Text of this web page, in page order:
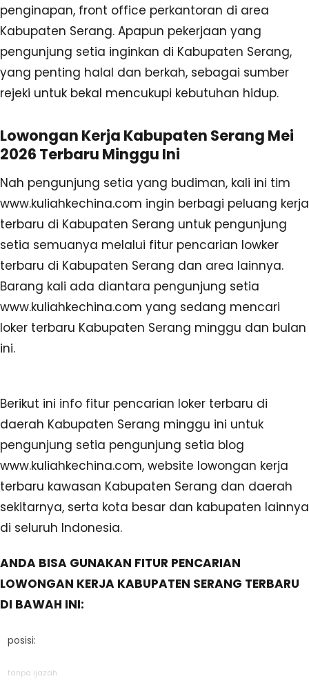
penginapan, front office perkantoran di area
Kabupaten Serang. Apapun pekerjaan yang
pengunjung setia inginkan di Kabupaten Serang,
yang penting halal dan berkah, sebagai sumber
rejeki untuk bekal mencukupi kebutuhan hidup.
Lowongan Kerja Kabupaten Serang Mei
2026 Terbaru Minggu Ini
Nah pengunjung setia yang budiman, kali ini tim
www.kuliahkechina.com ingin berbagi peluang kerja
terbaru di Kabupaten Serang untuk pengunjung
setia semuanya melalui fitur pencarian lowker
terbaru di Kabupaten Serang dan area lainnya.
Barang kali ada diantara pengunjung setia
www.kuliahkechina.com yang sedang mencari
loker terbaru Kabupaten Serang minggu dan bulan
ini.
Berikut ini info fitur pencarian loker terbaru di
daerah Kabupaten Serang minggu ini untuk
pengunjung setia pengunjung setia blog
www.kuliahkechina.com, website lowongan kerja
terbaru kawasan Kabupaten Serang dan daerah
sekitarnya, serta kota besar dan kabupaten lainnya
di seluruh Indonesia.
ANDA BISA GUNAKAN FITUR PENCARIAN
LOWONGAN KERJA KABUPATEN SERANG TERBARU
DI BAWAH INI:
posisi:
tanpa ijazah